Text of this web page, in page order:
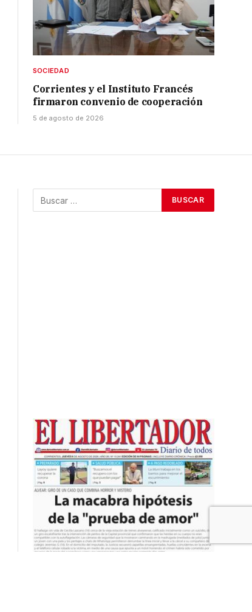
SOCIEDAD
Corrientes y el Instituto Francés
firmaron convenio de cooperación
5 de agosto de 2026